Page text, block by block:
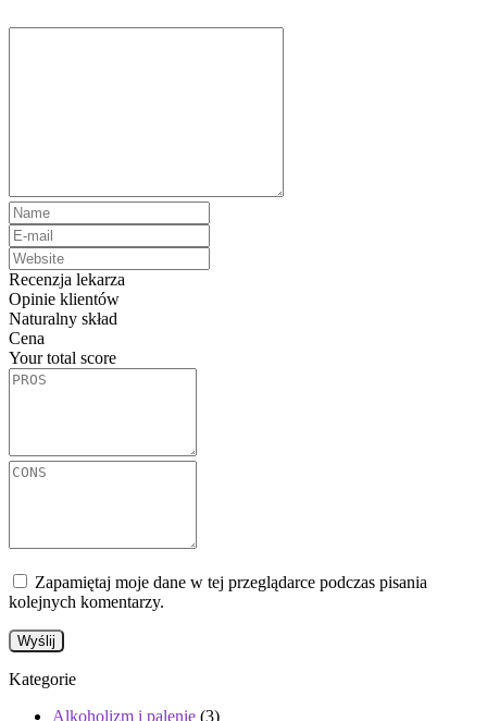
Recenzja lekarza
Opinie klientów
Naturalny skład
Cena
Your total score
Zapamiętaj moje dane w tej przeglądarce podczas pisania
kolejnych komentarzy.
Kategorie
Alkoholizm i palenie (3)